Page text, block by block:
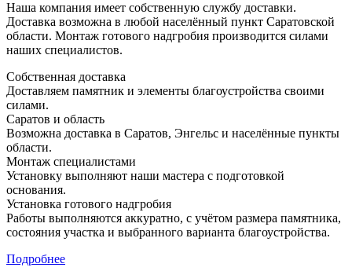
Наша компания имеет собственную службу доставки.
Доставка возможна в любой населённый пункт Саратовской
области. Монтаж готового надгробия производится силами
наших специалистов.
Собственная доставка
Доставляем памятник и элементы благоустройства своими
силами.
Саратов и область
Возможна доставка в Саратов, Энгельс и населённые пункты
области.
Монтаж специалистами
Установку выполняют наши мастера с подготовкой
основания.
Установка готового надгробия
Работы выполняются аккуратно, с учётом размера памятника,
состояния участка и выбранного варианта благоустройства.
Подробнее